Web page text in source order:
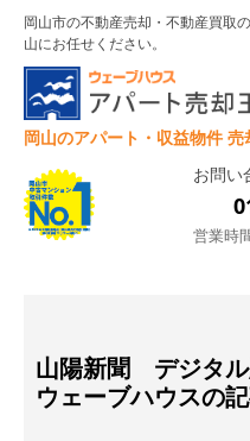
岡山市の不動産売却・不動産買取
山にお任せください。
岡山のアパート・収益物件 売
お問い
営業時
山陽新聞 デジタル
ウェーブハウスの